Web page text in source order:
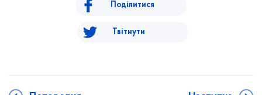
Поділитися
Твітнути